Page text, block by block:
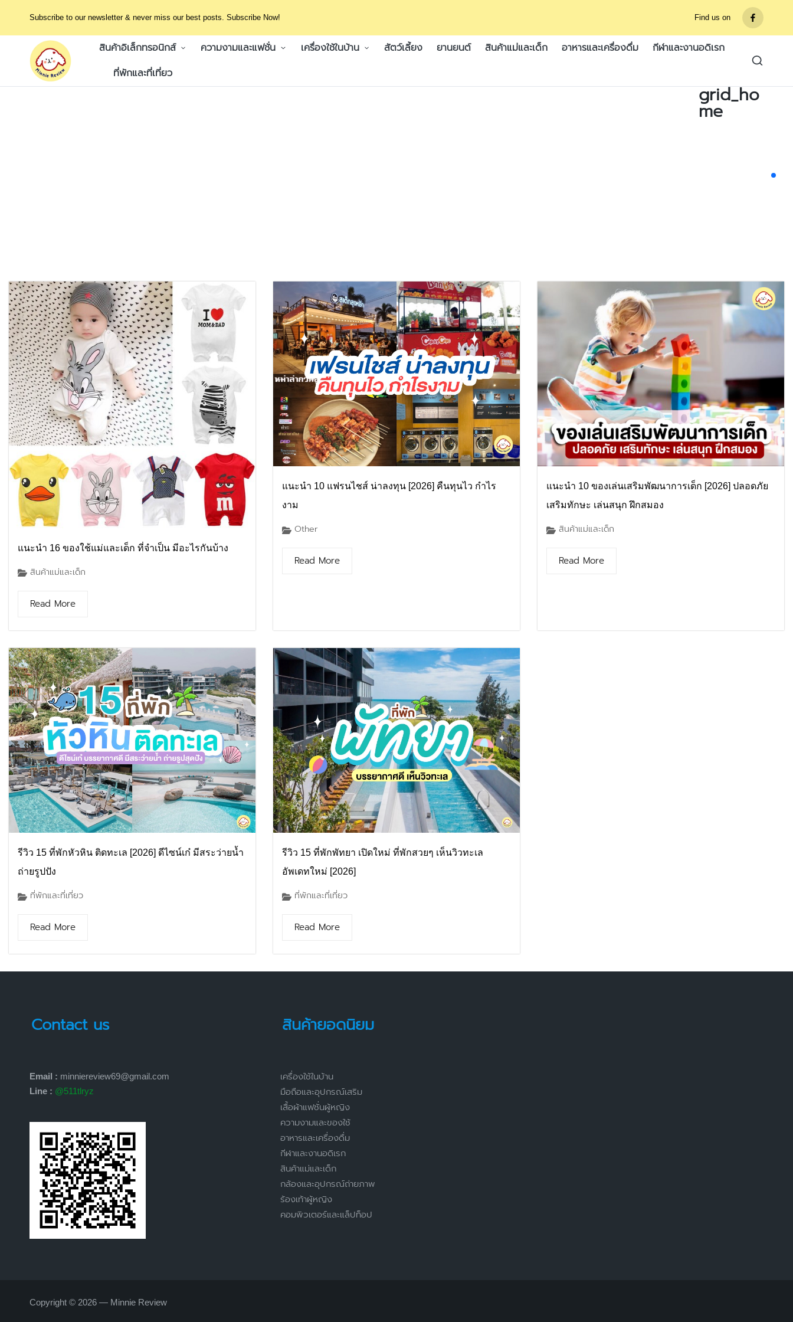
Subscribe to our newsletter & never miss our best posts. Subscribe Now! Find us on
รายการ
เมนู
สินค้าอิเล็กทรอนิกส์ ความงามและแฟชั่น เครื่องใช้ในบ้าน สัตว์เลี้ยง ยานยนต์ สินค้าแม่และเด็ก อาหารและเครื่องดื่ม
กีฬาและงานอดิเรก
ที่พักและที่เที่ยว
grid_ho
me
แนะนำ 16 ของใช้แม่และเด็ก ที่จำเป็น มีอะไรกันบ้าง
สินค้าแม่และเด็ก
Read More
แนะนำ 10 แฟรนไชส์ น่าลงทุน [2026] คืนทุนไว กำไร
งาม
Other
Read More
แนะนำ 10 ของเล่นเสริมพัฒนาการเด็ก [2026] ปลอดภัย
เสริมทักษะ เล่นสนุก ฝึกสมอง
สินค้าแม่และเด็ก
Read More
รีวิว 15 ที่พักหัวหิน ติดทะเล [2026] ดีไซน์เก๋ มีสระว่ายน้ำ
ถ่ายรูปปัง
ที่พักและที่เที่ยว
Read More
รีวิว 15 ที่พักพัทยา เปิดใหม่ ที่พักสวยๆ เห็นวิวทะเล
อัพเดทใหม่ [2026]
ที่พักและที่เที่ยว
Read More
Contact us
Email : minniereview69@gmail.com
Line : @511tlryz
สินค้ายอดนิยม
เครื่องใช้ในบ้าน
มือถือและอุปกรณ์เสริม
เสื้อผ้าแฟชั่นผู้หญิง
ความงามและของใช้
อาหารและเครื่องดื่ม
กีฬาและงานอดิเรก
สินค้าแม่และเด็ก
กล้องและอุปกรณ์ถ่ายภาพ
ร้องเท้าผู้หญิง
คอมพิวเตอร์และแล็ปท็อป
Copyright © 2026 — Minnie Review